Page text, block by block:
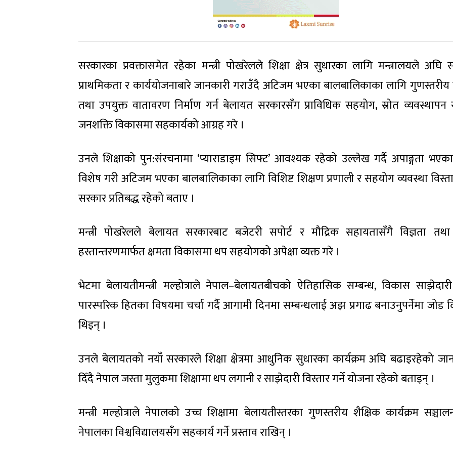
सरकारका प्रवक्तासमेत रहेका मन्त्री पोखरेलले शिक्षा क्षेत्र सुधारका लागि मन्त्रालयले अघि
प्राथमिकता र कार्ययोजनाबारे जानकारी गराउँदै अटिजम भएका बालबालिकाका लागि गुणस्तरीय
तथा उपयुक्त वातावरण निर्माण गर्न बेलायत सरकारसँग प्राविधिक सहयोग, स्रोत व्यवस्थापन
जनशक्ति विकासमा सहकार्यको आग्रह गरे ।
उनले शिक्षाको पुन:संरचनामा ‘प्याराडाइम सिफ्ट’ आवश्यक रहेको उल्लेख गर्दै अपाङ्गता
विशेष गरी अटिजम भएका बालबालिकाका लागि विशिष्ट शिक्षण प्रणाली र सहयोग व्यवस्था
सरकार प्रतिबद्ध रहेको बताए ।
मन्त्री पोखरेलले बेलायत सरकारबाट बजेटरी सपोर्ट र मौद्रिक सहायतासँगै विज्ञता तथा
हस्तान्तरणमार्फत क्षमता विकासमा थप सहयोगको अपेक्षा व्यक्त गरे ।
भेटमा बेलायतीमन्त्री मल्होत्राले नेपाल–बेलायतबीचको ऐतिहासिक सम्बन्ध, विकास
पारस्परिक हितका विषयमा चर्चा गर्दै आगामी दिनमा सम्बन्धलाई अझ प्रगाढ बनाउनुपर्नेमा जोड
थिइन् ।
उनले बेलायतको नयाँ सरकारले शिक्षा क्षेत्रमा आधुनिक सुधारका कार्यक्रम अघि बढाइरहेको
दिँदै नेपाल जस्ता मुलुकमा शिक्षामा थप लगानी र साझेदारी विस्तार गर्ने योजना रहेको बताइन् ।
मन्त्री मल्होत्राले नेपालको उच्च शिक्षामा बेलायतीस्तरका गुणस्तरीय शैक्षिक कार्यक्रम
नेपालका विश्वविद्यालयसँग सहकार्य गर्ने प्रस्ताव राखिन् ।